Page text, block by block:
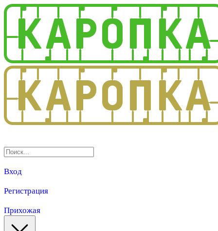
Вход
Регистрация
Прихожая